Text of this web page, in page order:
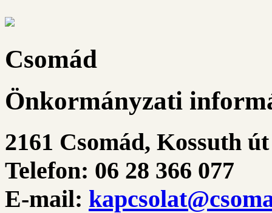
Csomád
Önkormányzati
2161 Csomád, Kossuth
Telefon: 06 28 366 077
E-mail: